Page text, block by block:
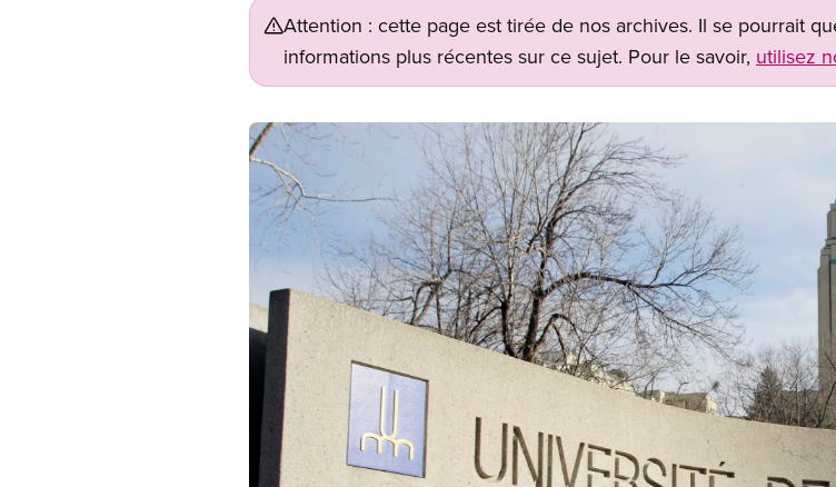
Attention : cette page est tirée de nos archives. Il se pourrait
informations plus récentes sur ce sujet. Pour le savoir, utilisez
Image